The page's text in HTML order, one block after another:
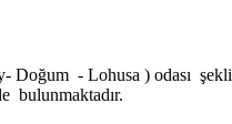
- Lohusa ) odası
bulunmaktadır.